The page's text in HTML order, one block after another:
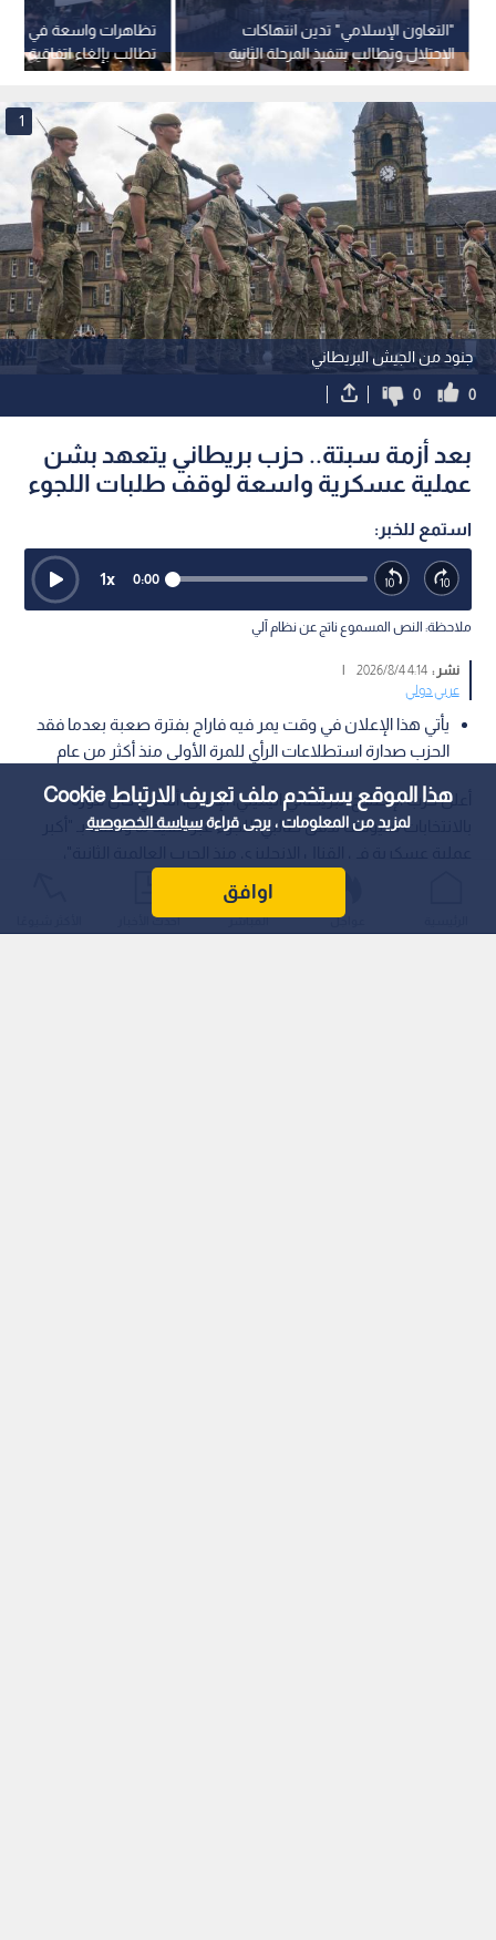
هذا الموقع يستخدم ملف تعريف الارتباط Cookie
لمزيد من المعلومات ، يرجى قراءةسياسة الخصوصية
اوافق
تظاهرات واسعة في
تطالب بإلغاء اتفاقية
الاحتلال وقطع العلاقات
"التعاون الإسلامي" تدين انتهاكات
الاحتلال وتطالب بتنفيذ المرحلة الثانية
من خطة السلام بغزة
جنود من الجيش البريطاني
1
0
0
بعد أزمة سبتة.. حزب بريطاني يتعهد بشن
عملية عسكرية واسعة لوقف طلبات اللجوء
استمع للخبر:
0:00
1x
ملاحظة: النص المسموع ناتج عن نظام آلي
نشر :4:14 2026/8/4
|
عربي دولي
يأتي هذا الإعلان في وقت يمر فيه فاراج بفترة صعبة بعدما فقد
الحزب صدارة استطلاعات الرأي للمرة الأولى منذ أكثر من عام
أعلن حزب الإصلاح البريطاني اليميني، الإثنين، أنه في حال فوزه
بالانتخابات سيوقف تدفق طالبي اللجوء عبر تنفيذ ما وصفه بـ "أكبر
عواجل المباشر أحدث الأخبار